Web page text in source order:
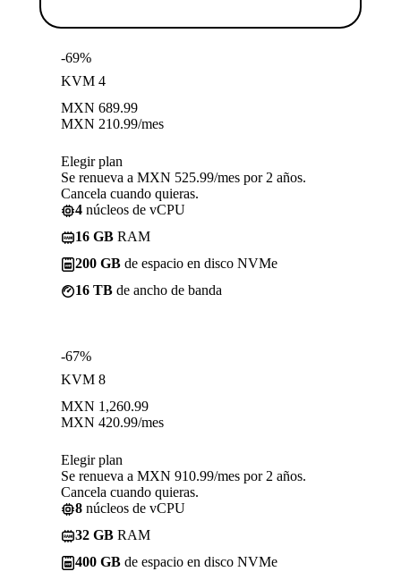
-69%
KVM 4
MXN 689.99
MXN 210.99/mes
Elegir plan
Se renueva a MXN 525.99/mes por 2 años.
Cancela cuando quieras.
4 núcleos de vCPU
16 GB RAM
200 GB de espacio en disco NVMe
16 TB de ancho de banda
-67%
KVM 8
MXN 1,260.99
MXN 420.99/mes
Elegir plan
Se renueva a MXN 910.99/mes por 2 años.
Cancela cuando quieras.
8 núcleos de vCPU
32 GB RAM
400 GB de espacio en disco NVMe